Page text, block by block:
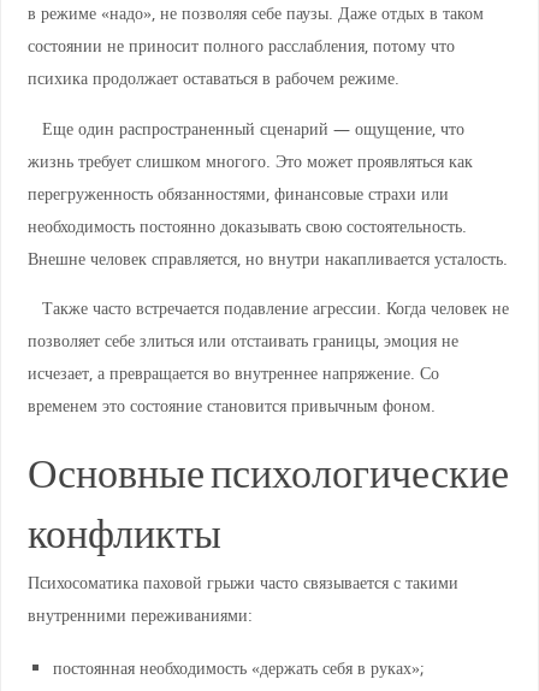
в режиме «надо», не позволяя себе паузы. Даже отдых в таком
состоянии не приносит полного расслабления, потому что
психика продолжает оставаться в рабочем режиме.
Еще один распространенный сценарий — ощущение, что
жизнь требует слишком многого. Это может проявляться как
перегруженность обязанностями, финансовые страхи или
необходимость постоянно доказывать свою состоятельность.
Внешне человек справляется, но внутри накапливается усталость.
Также часто встречается подавление агрессии. Когда человек не
позволяет себе злиться или отстаивать границы, эмоция не
исчезает, а превращается во внутреннее напряжение. Со
временем это состояние становится привычным фоном.
Основные психологические
конфликты
Психосоматика паховой грыжи часто связывается с такими
внутренними переживаниями:
постоянная необходимость «держать себя в руках»;